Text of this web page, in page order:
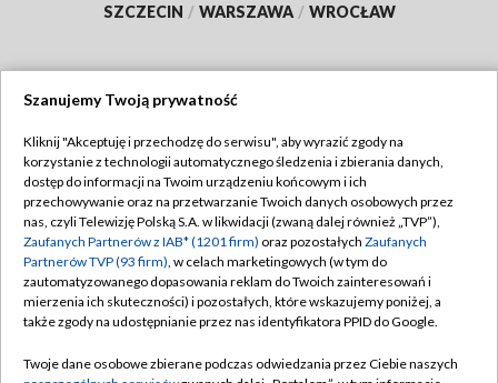
SZCZECIN / WARSZAWA / WROCŁAW
TVP
Abonament TVP
Emisja w TVP
Centrum informacji TVP
Naziemna Telewizja Cyfrowa
Regulamin TVP
Polityka prywatności
Moje zgody
Pomoc
Szanujemy Twoją prywatność
Kliknij "Akceptuję i przechodzę do serwisu", aby wyrazić zgody na
korzystanie z technologii automatycznego śledzenia i zbierania danych,
dostęp do informacji na Twoim urządzeniu końcowym i ich
przechowywanie oraz na przetwarzanie Twoich danych osobowych przez
nas, czyli Telewizję Polską S.A. w likwidacji (zwaną dalej również „TVP”),
Zaufanych Partnerów z IAB* (1201 firm) oraz pozostałych Zaufanych
Partnerów TVP (93 firm), w celach marketingowych (w tym do
zautomatyzowanego dopasowania reklam do Twoich zainteresowań i
mierzenia ich skuteczności) i pozostałych, które wskazujemy poniżej, a
także zgody na udostępnianie przez nas identyfikatora PPID do Google.
Twoje dane osobowe zbierane podczas odwiedzania przez Ciebie naszych